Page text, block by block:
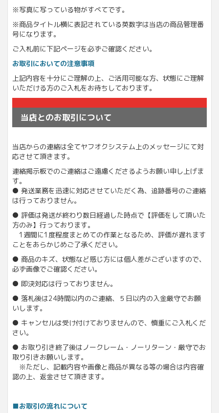
※写真に写っている物がすべてです。
※商品タイトル横に表記されている英数字は当店の商品管理番
号になります。
ご入札前に下記ページを必ずご確認ください。
お取引においての注意事項
上記内容を十分にご理解の上、ご活用可能な方、状態にご理解
いただける方のご入札をお待ちしております。
当店とのお取引について
当店からの連絡は全てヤフオクシステム上のメッセージにて対
応させて頂きます。
連絡掲示板でのご連絡はご遠慮くださるようお願い申し上げま
す。
● 発送業務を迅速に対応させていただく為、追跡番号のご連絡
は行っておりません。
● 評価は発送が終わり数日経過した時点で【評価をして頂いた
方のみ】行っております。
1週間に1度程度まとめての作業となるため、評価が遅れます
ことをあらかじめご了承ください。
● 商品のキズ、状態など感じ方には個人差がございますので、
必ず画像でご確認ください。
● 即決対応は行っておりません。
● 落札後は24時間以内のご連絡、５日以内の入金厳守でお願
いします。
● キャンセルは受け付けておりませんので、慎重にご入札くだ
さい。
● お取り引き終了後はノークレーム・ノーリターン・厳守でお
取り引きお願いします。
※ただし、記載内容や画像と商品が異なる等の場合は内容確
認の上、返金させて頂きます。
■お取引の流れについて